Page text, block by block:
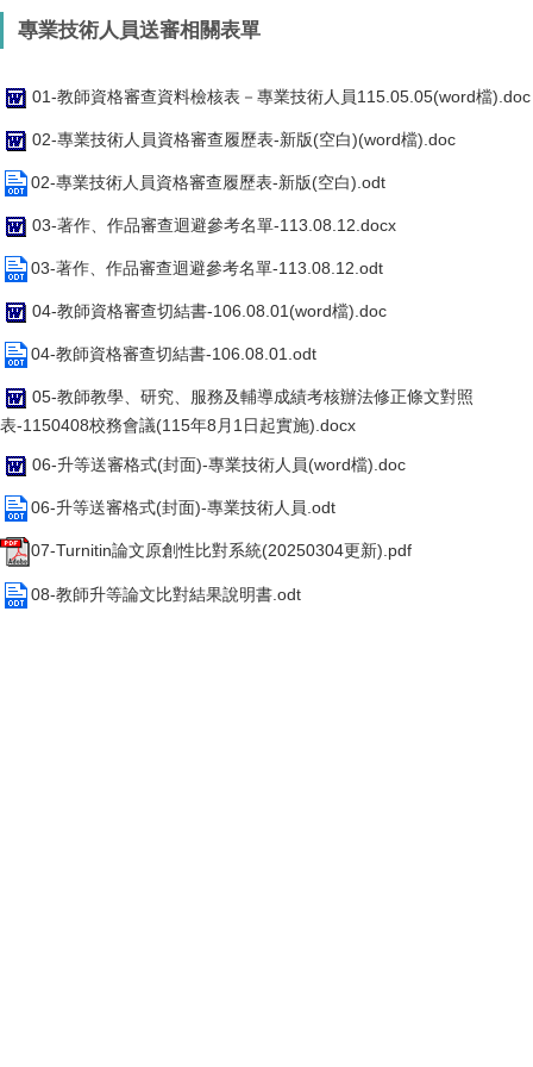
專業技術人員送審相關表單
01-教師資格審查資料檢核表－專業技術人員115.05.05(word檔).doc
02-專業技術人員資格審查履歷表-新版(空白)(word檔).doc
02-專業技術人員資格審查履歷表-新版(空白).odt
03-著作、作品審查迴避參考名單-113.08.12.docx
03-著作、作品審查迴避參考名單-113.08.12.odt
04-教師資格審查切結書-106.08.01(word檔).doc
04-教師資格審查切結書-106.08.01.odt
05-教師教學、研究、服務及輔導成績考核辦法修正條文對照
表-1150408校務會議(115年8月1日起實施).docx
06-升等送審格式(封面)-專業技術人員(word檔).doc
06-升等送審格式(封面)-專業技術人員.odt
07-Turnitin論文原創性比對系統(20250304更新).pdf
08-教師升等論文比對結果說明書.odt